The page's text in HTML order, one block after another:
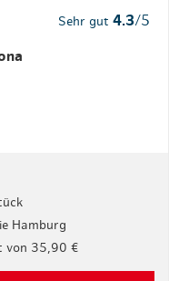
Sehr gut4.3/5
Hamburg
von 35,90 €